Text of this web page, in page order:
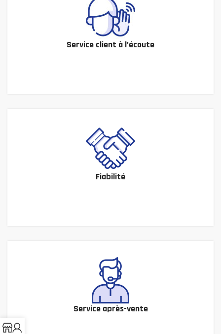
Service client à l’écoute
Fiabilité
Service après-vente